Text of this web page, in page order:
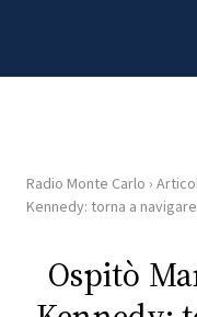
HOME
RADIO
Radio Monte Carlo ›
Kennedy: torna a
Ospitò